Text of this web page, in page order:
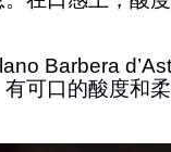
Barbera
可口的酸度和